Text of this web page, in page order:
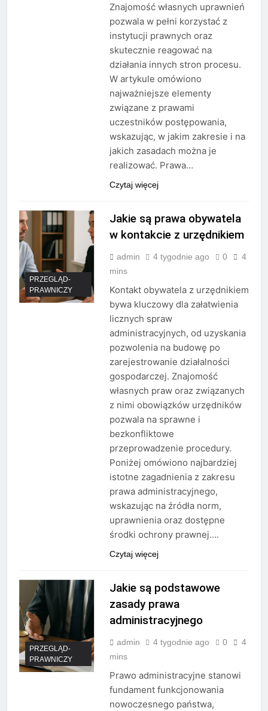
Znajomość własnych uprawnień
pozwala w pełni korzystać z
instytucji prawnych oraz
skutecznie reagować na
działania innych stron procesu.
W artykule omówiono
najważniejsze elementy
związane z prawami
uczestników postępowania,
wskazując, w jakim zakresie i na
jakich zasadach można je
realizować. Prawa…
Czytaj więcej
PRZEGLĄD-
PRAWNICZY
Jakie są prawa obywatela
w kontakcie z urzędnikiem
admin 4 tygodnie ago 0
4
mins
Kontakt obywatela z urzędnikiem
bywa kluczowy dla załatwienia
licznych spraw
administracyjnych, od uzyskania
pozwolenia na budowę po
zarejestrowanie działalności
gospodarczej. Znajomość
własnych praw oraz związanych
z nimi obowiązków urzędników
pozwala na sprawne i
bezkonfliktowe
przeprowadzenie procedury.
Poniżej omówiono najbardziej
istotne zagadnienia z zakresu
prawa administracyjnego,
wskazując na źródła norm,
uprawnienia oraz dostępne
środki ochrony prawnej….
Czytaj więcej
PRZEGLĄD-
PRAWNICZY
Jakie są podstawowe
zasady prawa
administracyjnego
admin 4 tygodnie ago 0
4
mins
Prawo administracyjne stanowi
fundament funkcjonowania
nowoczesnego państwa,